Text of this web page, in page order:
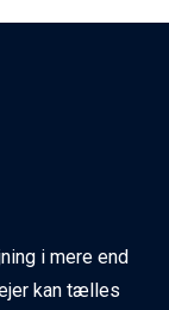
i mere end
kan tælles